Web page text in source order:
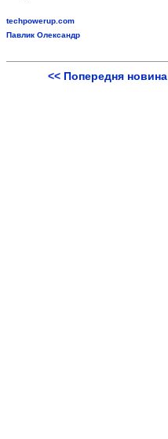
techpowerup.com
Павлик Олександр
<< Попередня новина